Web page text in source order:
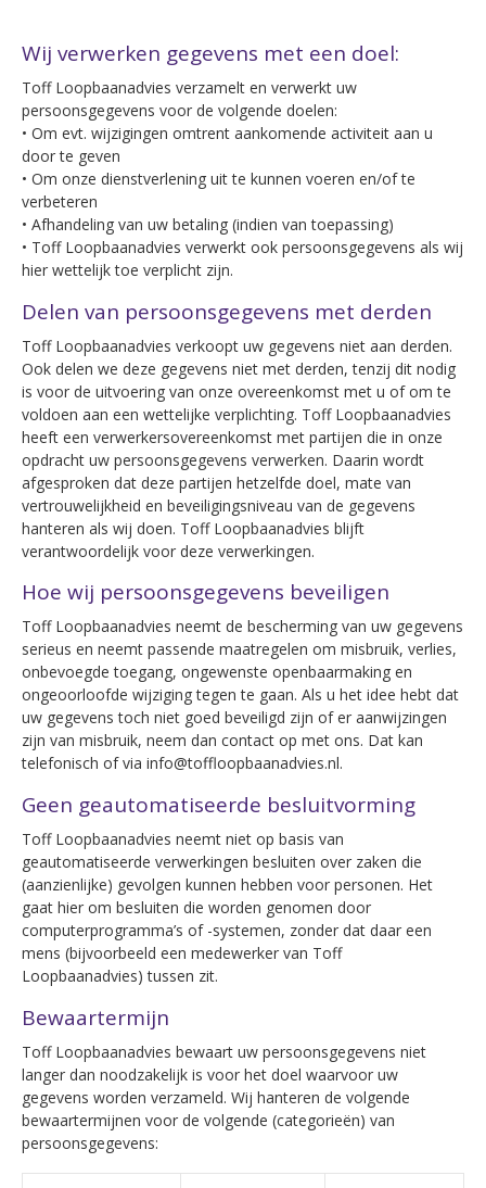
Wij verwerken gegevens met een doel:
Toff Loopbaanadvies verzamelt en verwerkt uw
persoonsgegevens voor de volgende doelen:
• Om evt. wijzigingen omtrent aankomende activiteit aan u
door te geven
• Om onze dienstverlening uit te kunnen voeren en/of te
verbeteren
• Afhandeling van uw betaling (indien van toepassing)
• Toff Loopbaanadvies verwerkt ook persoonsgegevens als wij
hier wettelijk toe verplicht zijn.
Delen van persoonsgegevens met derden
Toff Loopbaanadvies verkoopt uw gegevens niet aan derden.
Ook delen we deze gegevens niet met derden, tenzij dit nodig
is voor de uitvoering van onze overeenkomst met u of om te
voldoen aan een wettelijke verplichting. Toff Loopbaanadvies
heeft een verwerkersovereenkomst met partijen die in onze
opdracht uw persoonsgegevens verwerken. Daarin wordt
afgesproken dat deze partijen hetzelfde doel, mate van
vertrouwelijkheid en beveiligingsniveau van de gegevens
hanteren als wij doen. Toff Loopbaanadvies blijft
verantwoordelijk voor deze verwerkingen.
Hoe wij persoonsgegevens beveiligen
Toff Loopbaanadvies neemt de bescherming van uw gegevens
serieus en neemt passende maatregelen om misbruik, verlies,
onbevoegde toegang, ongewenste openbaarmaking en
ongeoorloofde wijziging tegen te gaan. Als u het idee hebt dat
uw gegevens toch niet goed beveiligd zijn of er aanwijzingen
zijn van misbruik, neem dan contact op met ons. Dat kan
telefonisch of via info@toffloopbaanadvies.nl.
Geen geautomatiseerde besluitvorming
Toff Loopbaanadvies neemt niet op basis van
geautomatiseerde verwerkingen besluiten over zaken die
(aanzienlijke) gevolgen kunnen hebben voor personen. Het
gaat hier om besluiten die worden genomen door
computerprogramma’s of -systemen, zonder dat daar een
mens (bijvoorbeeld een medewerker van Toff
Loopbaanadvies) tussen zit.
Bewaartermijn
Toff Loopbaanadvies bewaart uw persoonsgegevens niet
langer dan noodzakelijk is voor het doel waarvoor uw
gegevens worden verzameld. Wij hanteren de volgende
bewaartermijnen voor de volgende (categorieën) van
persoonsgegevens: